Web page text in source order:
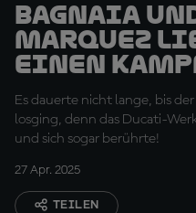
Bagnaia
Marquez
einen
ersten
Es dauerte nicht lange, bis
losging, denn das Ducati-
und sich sogar berührte!
27 Apr. 2025
TEILEN